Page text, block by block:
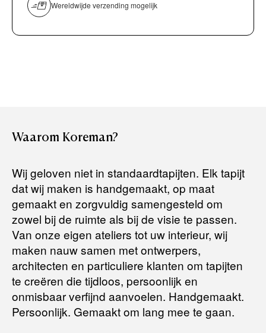
overmaken)
Bancontact / Mister Cash
aankoopbedrag zo snel mogelijk terug, maar uiterlijkbinnen 14
dagen na herroeping .
Voor meer informatie kunt u terecht op:
Terugbetalingsbeleid
Wereldwijde verzending mogelijk
Waarom Koreman?
Wij geloven niet in standaardtapijten. Elk tapijt
dat wij maken is handgemaakt, op maat
gemaakt en zorgvuldig samengesteld om
zowel bij de ruimte als bij de visie te passen.
Van onze eigen ateliers tot uw interieur, wij
maken nauw samen met ontwerpers,
architecten en particuliere klanten om tapijten
te creëren die tijdloos, persoonlijk en
onmisbaar verfijnd aanvoelen. Handgemaakt.
Persoonlijk. Gemaakt om lang mee te gaan.